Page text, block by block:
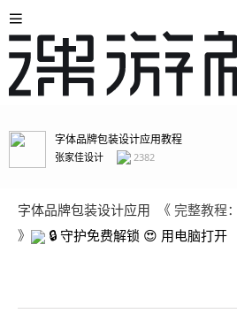
字体品牌包装设计应用教程
张家佳设计 2382
字体品牌包装设计应用
《 完整教
》
🔒 守护免费解锁 😍 用电脑打开